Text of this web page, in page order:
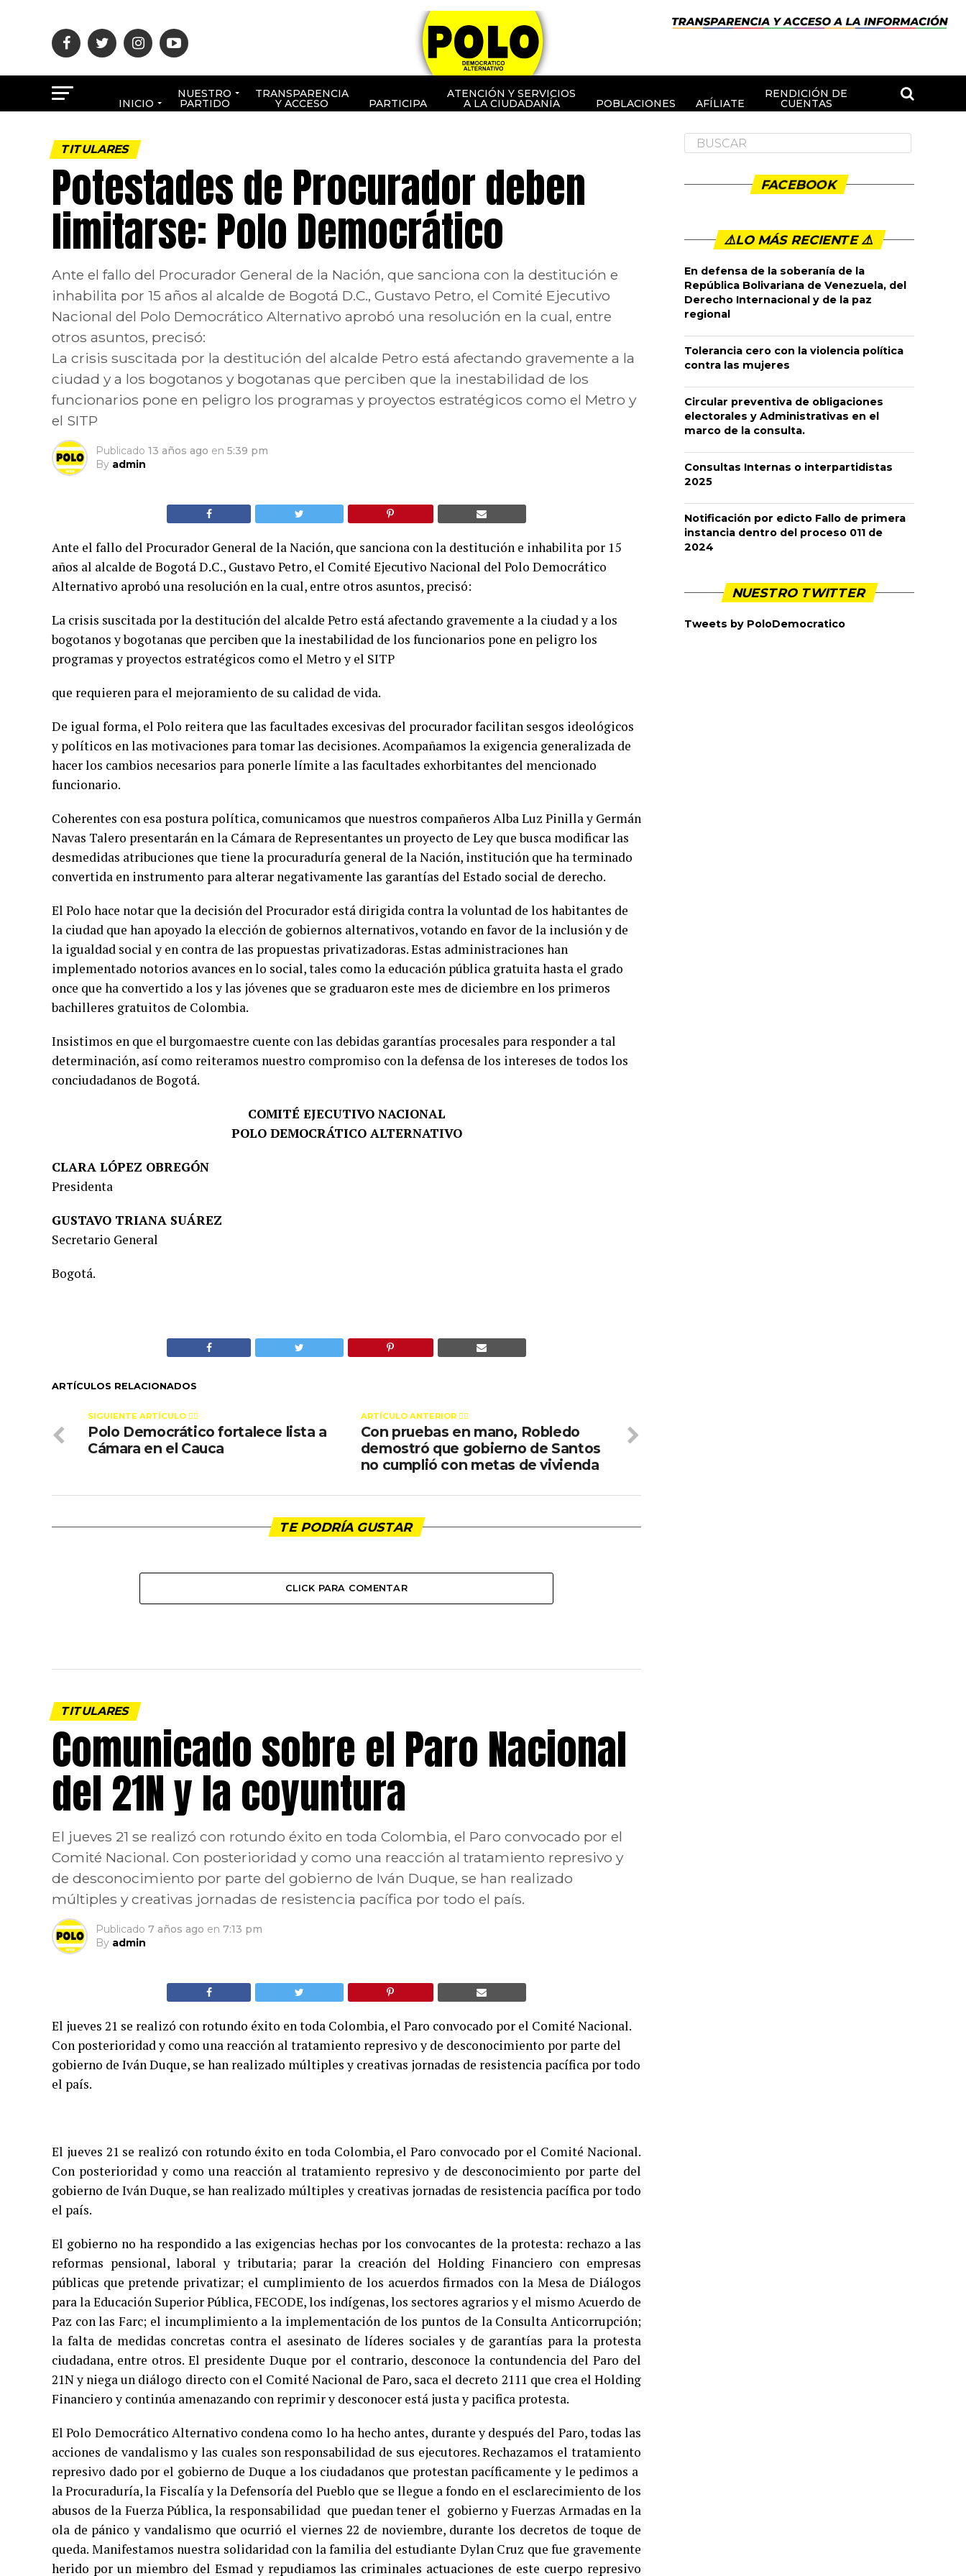
INICIO
NUESTRO
PARTIDO
TRANSPARENCIA
Y ACCESO PARTICIPA
ATENCIÓN Y SERVICIOS
A LA CIUDADANÍA POBLACIONES AFÍLIATE
RENDICIÓN DE
CUENTAS
TITULARES
Potestades de Procurador deben
limitarse: Polo Democrático
Ante el fallo del Procurador General de la Nación, que sanciona con la destitución e
inhabilita por 15 años al alcalde de Bogotá D.C., Gustavo Petro, el Comité Ejecutivo
Nacional del Polo Democrático Alternativo aprobó una resolución en la cual, entre
otros asuntos, precisó:
La crisis suscitada por la destitución del alcalde Petro está afectando gravemente a la
ciudad y a los bogotanos y bogotanas que perciben que la inestabilidad de los
funcionarios pone en peligro los programas y proyectos estratégicos como el Metro y
el SITP
Publicado 13 años ago en 5:39 pm
By admin
Ante el fallo del Procurador General de la Nación, que sanciona con la destitución e inhabilita por 15
años al alcalde de Bogotá D.C., Gustavo Petro, el Comité Ejecutivo Nacional del Polo Democrático
Alternativo aprobó una resolución en la cual, entre otros asuntos, precisó:
La crisis suscitada por la destitución del alcalde Petro está afectando gravemente a la ciudad y a los
bogotanos y bogotanas que perciben que la inestabilidad de los funcionarios pone en peligro los
programas y proyectos estratégicos como el Metro y el SITP
que requieren para el mejoramiento de su calidad de vida.
De igual forma, el Polo reitera que las facultades excesivas del procurador facilitan sesgos ideológicos
y políticos en las motivaciones para tomar las decisiones. Acompañamos la exigencia generalizada de
hacer los cambios necesarios para ponerle límite a las facultades exhorbitantes del mencionado
funcionario.
Coherentes con esa postura política, comunicamos que nuestros compañeros Alba Luz Pinilla y Germán
Navas Talero presentarán en la Cámara de Representantes un proyecto de Ley que busca modificar las
desmedidas atribuciones que tiene la procuraduría general de la Nación, institución que ha terminado
convertida en instrumento para alterar negativamente las garantías del Estado social de derecho.
El Polo hace notar que la decisión del Procurador está dirigida contra la voluntad de los habitantes de
la ciudad que han apoyado la elección de gobiernos alternativos, votando en favor de la inclusión y de
la igualdad social y en contra de las propuestas privatizadoras. Estas administraciones han
implementado notorios avances en lo social, tales como la educación pública gratuita hasta el grado
once que ha convertido a los y las jóvenes que se graduaron este mes de diciembre en los primeros
bachilleres gratuitos de Colombia.
Insistimos en que el burgomaestre cuente con las debidas garantías procesales para responder a tal
determinación, así como reiteramos nuestro compromiso con la defensa de los intereses de todos los
conciudadanos de Bogotá.
COMITÉ EJECUTIVO NACIONAL
POLO DEMOCRÁTICO ALTERNATIVO
CLARA LÓPEZ OBREGÓN
Presidenta
GUSTAVO TRIANA SUÁREZ
Secretario General
Bogotá.
ARTÍCULOS RELACIONADOS
ARTÍCULO ANTERIOR 👉🏻
Con pruebas en mano, Robledo
demostró que gobierno de Santos
no cumplió con metas de vivienda
SIGUIENTE ARTÍCULO 👈🏻
Polo Democrático fortalece lista a
Cámara en el Cauca
TE PODRÍA GUSTAR
CLICK PARA COMENTAR
TITULARES
Comunicado sobre el Paro Nacional
del 21N y la coyuntura
El jueves 21 se realizó con rotundo éxito en toda Colombia, el Paro convocado por el
Comité Nacional. Con posterioridad y como una reacción al tratamiento represivo y
de desconocimiento por parte del gobierno de Iván Duque, se han realizado
múltiples y creativas jornadas de resistencia pacífica por todo el país.
Publicado 7 años ago en 7:13 pm
By admin
El jueves 21 se realizó con rotundo éxito en toda Colombia, el Paro convocado por el Comité Nacional.
Con posterioridad y como una reacción al tratamiento represivo y de desconocimiento por parte del
gobierno de Iván Duque, se han realizado múltiples y creativas jornadas de resistencia pacífica por todo
el país.
El jueves 21 se realizó con rotundo éxito en toda Colombia, el Paro convocado por el Comité Nacional.
Con posterioridad y como una reacción al tratamiento represivo y de desconocimiento por parte del
gobierno de Iván Duque, se han realizado múltiples y creativas jornadas de resistencia pacífica por todo
el país.
El gobierno no ha respondido a las exigencias hechas por los convocantes de la protesta: rechazo a las
reformas pensional, laboral y tributaria; parar la creación del Holding Financiero con empresas
públicas que pretende privatizar; el cumplimiento de los acuerdos firmados con la Mesa de Diálogos
para la Educación Superior Pública, FECODE, los indígenas, los sectores agrarios y el mismo Acuerdo de
Paz con las Farc; el incumplimiento a la implementación de los puntos de la Consulta Anticorrupción;
la falta de medidas concretas contra el asesinato de líderes sociales y de garantías para la protesta
ciudadana, entre otros. El presidente Duque por el contrario, desconoce la contundencia del Paro del
21N y niega un diálogo directo con el Comité Nacional de Paro, saca el decreto 2111 que crea el Holding
Financiero y continúa amenazando con reprimir y desconocer está justa y pacifica protesta.
El Polo Democrático Alternativo condena como lo ha hecho antes, durante y después del Paro, todas las
acciones de vandalismo y las cuales son responsabilidad de sus ejecutores. Rechazamos el tratamiento
represivo dado por el gobierno de Duque a los ciudadanos que protestan pacíficamente y le pedimos a
la Procuraduría, la Fiscalía y la Defensoría del Pueblo que se llegue a fondo en el esclarecimiento de los
abusos de la Fuerza Pública, la responsabilidad que puedan tener el gobierno y Fuerzas Armadas en la
ola de pánico y vandalismo que ocurrió el viernes 22 de noviembre, durante los decretos de toque de
queda. Manifestamos nuestra solidaridad con la familia del estudiante Dylan Cruz que fue gravemente
herido por un miembro del Esmad y repudiamos las criminales actuaciones de este cuerpo represivo
FACEBOOK
⚠️LO MÁS RECIENTE ⚠️️
En defensa de la soberanía de la
República Bolivariana de Venezuela, del
Derecho Internacional y de la paz
regional
Tolerancia cero con la violencia política
contra las mujeres
Circular preventiva de obligaciones
electorales y Administrativas en el
marco de la consulta.
Consultas Internas o interpartidistas
2025
Notificación por edicto Fallo de primera
instancia dentro del proceso 011 de
2024
NUESTRO TWITTER
Tweets by PoloDemocratico